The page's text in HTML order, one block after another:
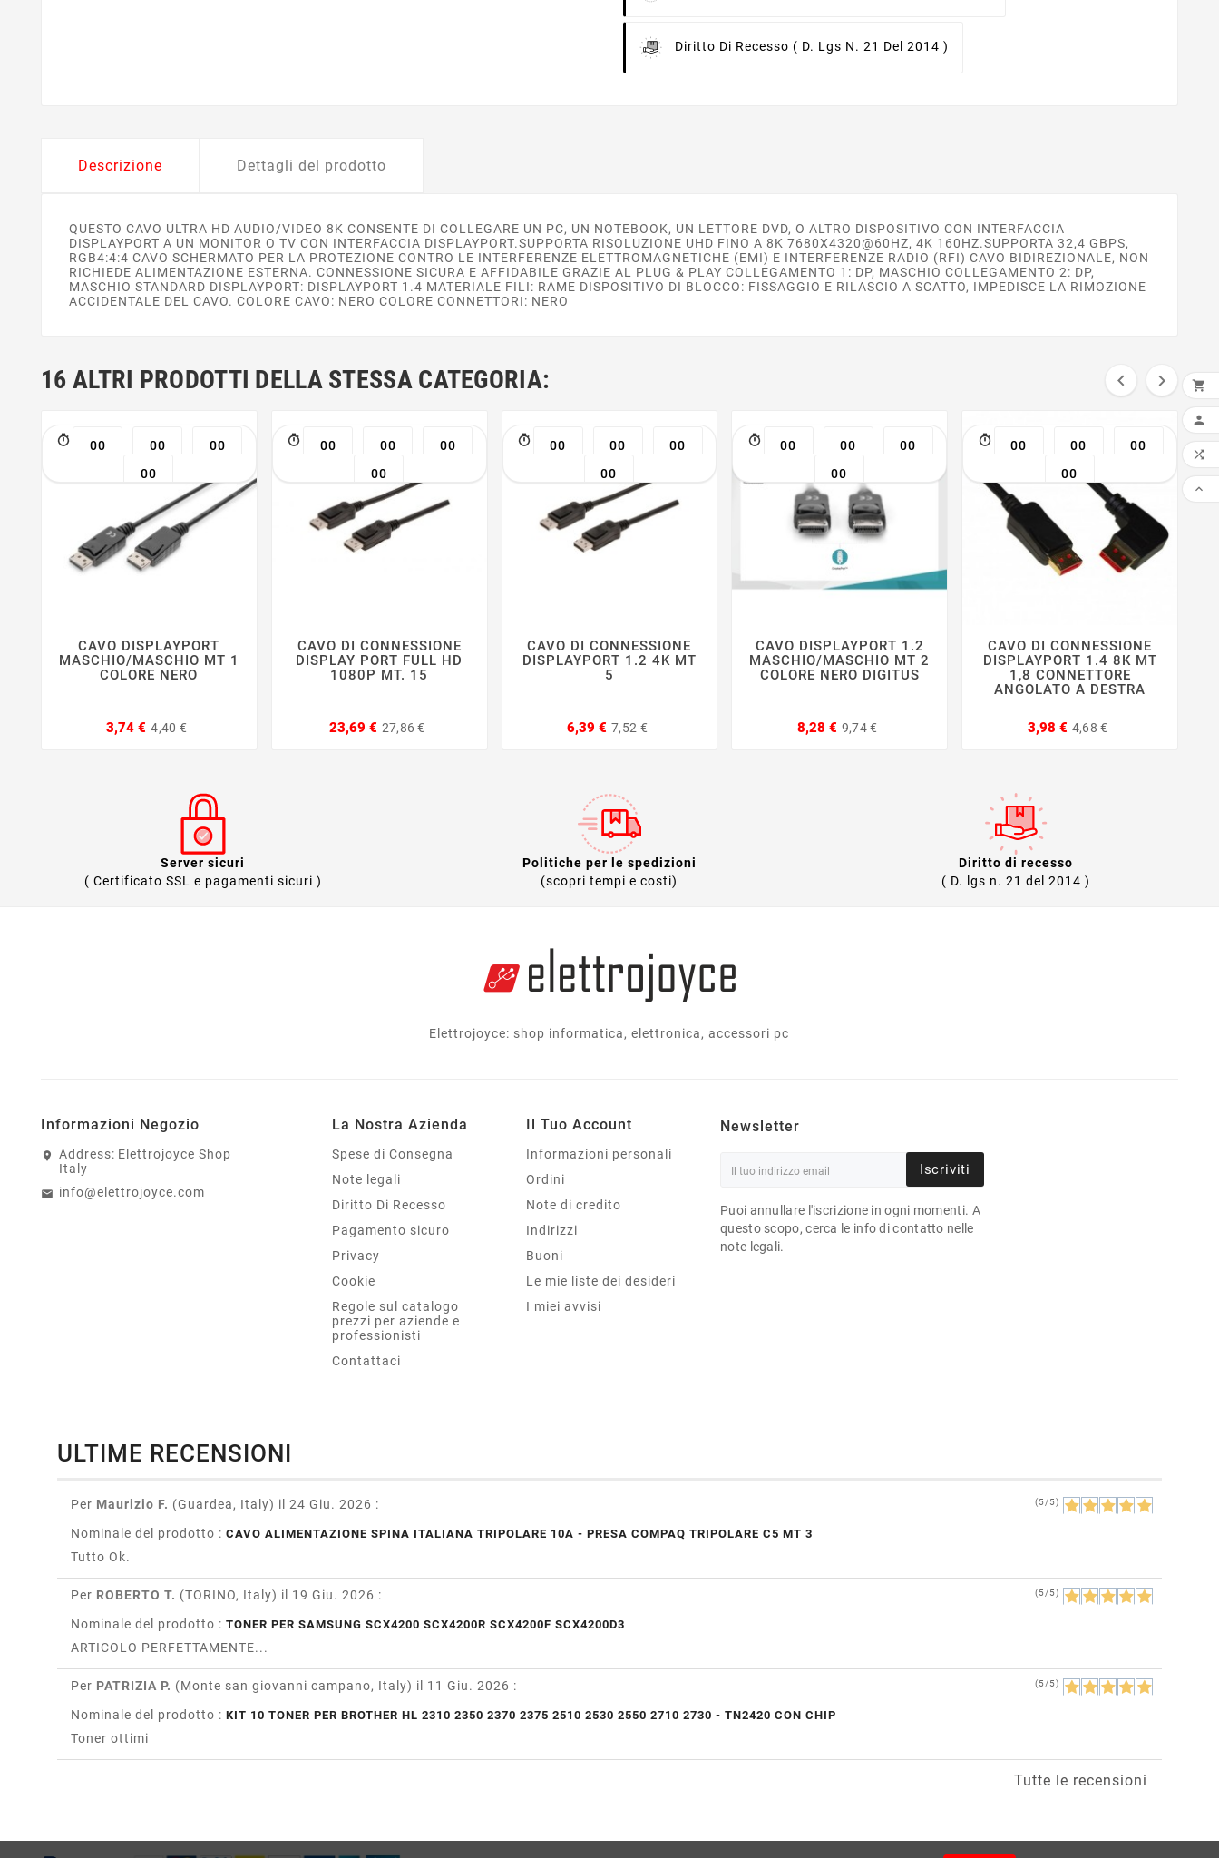
Diritto Di Recesso ( D. Lgs N. 21 Del 2014 )
Descrizione Dettagli del prodotto
QUESTO CAVO ULTRA HD AUDIO/VIDEO 8K CONSENTE DI COLLEGARE UN PC, UN NOTEBOOK, UN LETTORE DVD, O ALTRO DISPOSITIVO CON INTERFACCIA
DISPLAYPORT A UN MONITOR O TV CON INTERFACCIA DISPLAYPORT.SUPPORTA RISOLUZIONE UHD FINO A 8K 7680X4320@60HZ, 4K 160HZ.SUPPORTA 32,4 GBPS,
RGB4:4:4 CAVO SCHERMATO PER LA PROTEZIONE CONTRO LE INTERFERENZE ELETTROMAGNETICHE (EMI) E INTERFERENZE RADIO (RFI) CAVO BIDIREZIONALE, NON
RICHIEDE ALIMENTAZIONE ESTERNA. CONNESSIONE SICURA E AFFIDABILE GRAZIE AL PLUG & PLAY COLLEGAMENTO 1: DP, MASCHIO COLLEGAMENTO 2: DP,
MASCHIO STANDARD DISPLAYPORT: DISPLAYPORT 1.4 MATERIALE FILI: RAME DISPOSITIVO DI BLOCCO: FISSAGGIO E RILASCIO A SCATTO, IMPEDISCE LA RIMOZIONE
ACCIDENTALE DEL CAVO. COLORE CAVO: NERO COLORE CONNETTORI: NERO
16 ALTRI PRODOTTI DELLA STESSA CATEGORIA:  
00 00
00
00
   
CAVO DISPLAYPORT
MASCHIO/MASCHIO MT 1
COLORE NERO
3,74 € 4,40 €
00 00
00
00
   
CAVO DI CONNESSIONE
DISPLAY PORT FULL HD
1080P MT. 15
23,69 € 27,86 €
00 00
00
00
   
CAVO DI CONNESSIONE
DISPLAYPORT 1.2 4K MT
5
6,39 € 7,52 €
00 00
00
00
   
CAVO DISPLAYPORT 1.2
MASCHIO/MASCHIO MT 2
COLORE NERO DIGITUS
8,28 € 9,74 €
00 00
00
00
   
CAVO DI CONNESSIONE
DISPLAYPORT 1.4 8K MT
1,8 CONNETTORE
ANGOLATO A DESTRA
3,98 € 4,68 €
Server sicuri
( Certificato SSL e pagamenti sicuri )
Politiche per le spedizioni
(scopri tempi e costi)
Diritto di recesso
( D. lgs n. 21 del 2014 )
Elettrojoyce: shop informatica, elettronica, accessori pc
Informazioni Negozio
Address: Elettrojoyce Shop
Italy
info@elettrojoyce.com
La Nostra Azienda
Spese di Consegna
Note legali
Diritto Di Recesso
Pagamento sicuro
Privacy
Cookie
Regole sul catalogo
prezzi per aziende e
professionisti
Contattaci
Il Tuo Account
Informazioni personali
Ordini
Note di credito
Indirizzi
Buoni
Le mie liste dei desideri
I miei avvisi
Newsletter
Iscriviti
Puoi annullare l'iscrizione in ogni momenti. A
questo scopo, cerca le info di contatto nelle
note legali.
ULTIME RECENSIONI
Per Maurizio F. (Guardea, Italy) il 24 Giu. 2026 : (5/5)
Nominale del prodotto : CAVO ALIMENTAZIONE SPINA ITALIANA TRIPOLARE 10A - PRESA COMPAQ TRIPOLARE C5 MT 3
Tutto Ok.
Per ROBERTO T. (TORINO, Italy) il 19 Giu. 2026 : (5/5)
Nominale del prodotto : TONER PER SAMSUNG SCX4200 SCX4200R SCX4200F SCX4200D3
ARTICOLO PERFETTAMENTE...
Per PATRIZIA P. (Monte san giovanni campano, Italy) il 11 Giu. 2026 : (5/5)
Nominale del prodotto : KIT 10 TONER PER BROTHER HL 2310 2350 2370 2375 2510 2530 2550 2710 2730 - TN2420 CON CHIP
Toner ottimi
Tutte le recensioni



